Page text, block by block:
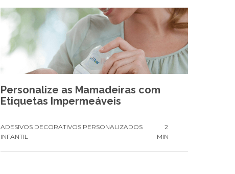
Personalize as Mamadeiras com
Etiquetas Impermeáveis
ADESIVOS DECORATIVOS PERSONALIZADOS
INFANTIL
2
MIN